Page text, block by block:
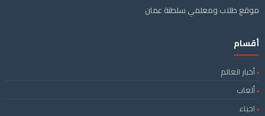
موقع طلاب ومعلمي سلطنة عمان
أقسام
أخبار العالم
ألعاب
احياء